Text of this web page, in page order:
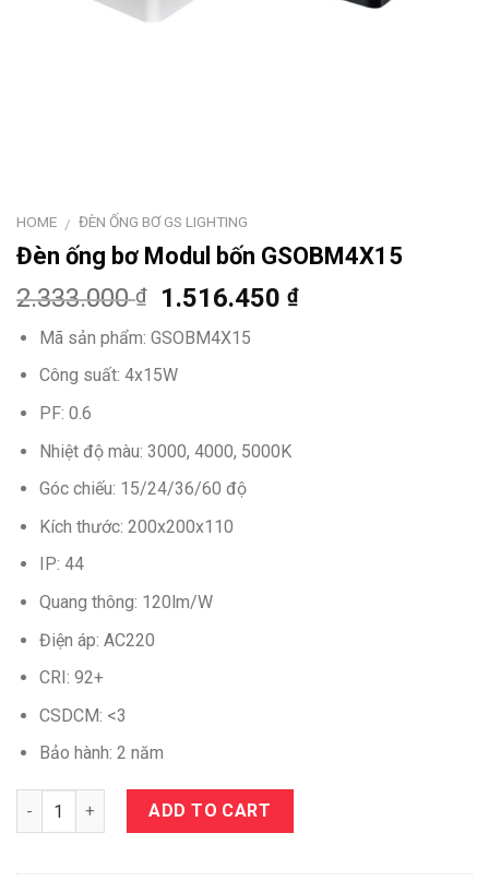
HOME / ĐÈN ỐNG BƠ GS LIGHTING
Đèn ống bơ Modul bốn GSOBM4X15
2.333.000₫ 1.516.450₫
Mã sản phẩm: GSOBM4X15
Công suất: 4x15W
PF: 0.6
Nhiệt độ màu: 3000, 4000, 5000K
Góc chiếu: 15/24/36/60 độ
Kích thước: 200x200x110
IP: 44
Quang thông: 120lm/W
Điện áp: AC220
CRI: 92+
CSDCM: <3
Bảo hành: 2 năm
Quantity ADD TO CART